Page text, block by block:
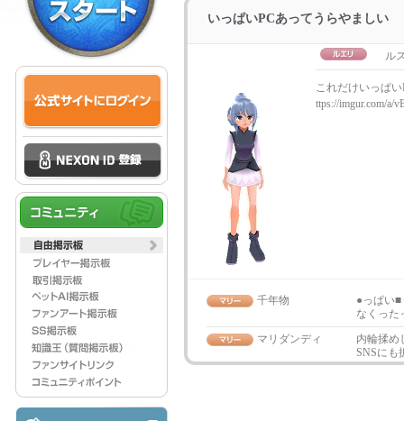
いっぱいPCあってうらやましい
ル
これだけいっぱ
ttps://imgur.com/a/
千年物
●っぱい
なくった
マリダンディ
内輪揉め
SNSにも